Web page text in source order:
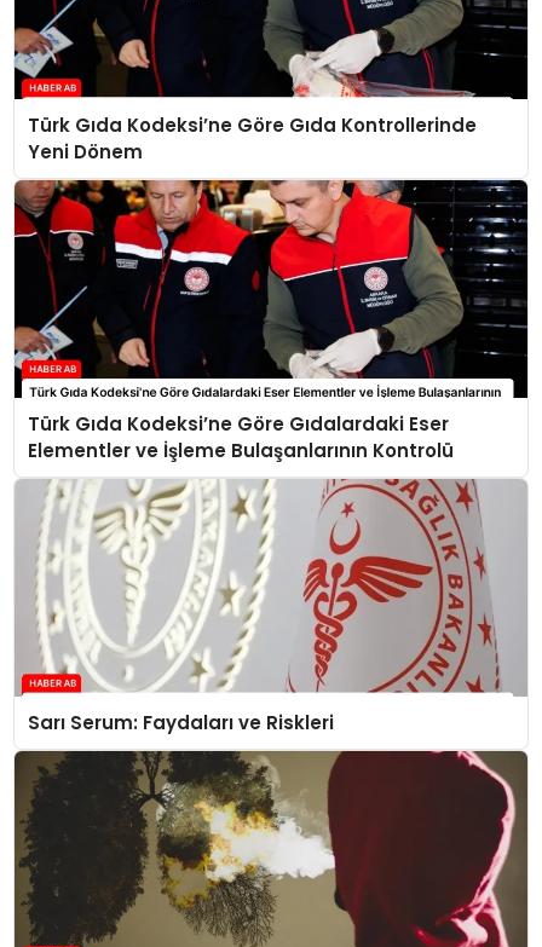
Türk Gıda Kodeksi’ne Göre Gıda Kontrollerinde
Yeni Dönem
Türk Gıda Kodeksi’ne Göre Gıdalardaki Eser
Elementler ve İşleme Bulaşanlarının Kontrolü
Sarı Serum: Faydaları ve Riskleri